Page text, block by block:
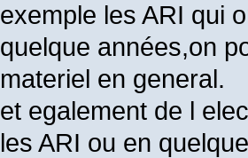
exemple les ARI qui
quelque années,on
materiel en general.
et egalement de l
les ARI ou en